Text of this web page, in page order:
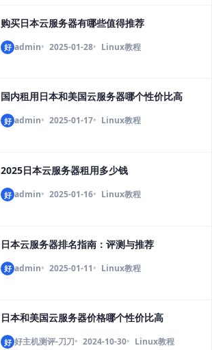
购买日本云服务器有哪些值得推荐
好 admin 2025-01-28 Linux教程
国内租用日本和美国云服务器哪个性价比高
好 admin 2025-01-17 Linux教程
2025日本云服务器租用多少钱
好 admin 2025-01-16 Linux教程
日本云服务器排名指南：评测与推荐
好 admin 2025-01-11 Linux教程
日本和美国云服务器价格哪个性价比高
好 好主机测评-刀刀 2024-10-30 Linux教程